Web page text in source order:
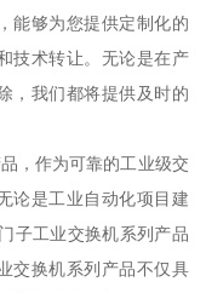
能够为您提供定制化的
技术转让。无论是在产
，我们都将提供及时的
作为可靠的工业级交
论是工业自动化项目建
子工业交换机系列产品
交换机系列产品不仅具